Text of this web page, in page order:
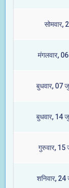
मंगलवार,
बुधवार, 07
बुधवार, 14
गुरुवार, 15
शनिवार,